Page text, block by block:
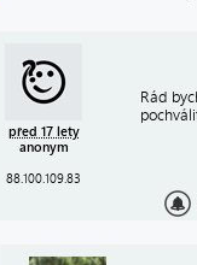
před 17 lety
anonym
88.100.109.83
Rád